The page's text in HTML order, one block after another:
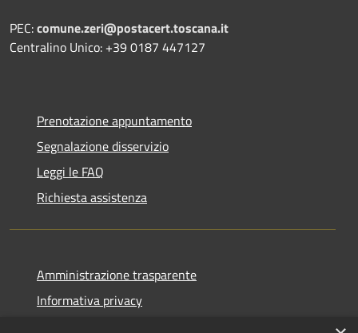
PEC:comune.zeri@postacert.toscana.it
Centralino Unico: +39 0187 447127
Prenotazione appuntamento
Segnalazione disservizio
Leggi le FAQ
Richiesta assistenza
Amministrazione trasparente
Informativa privacy